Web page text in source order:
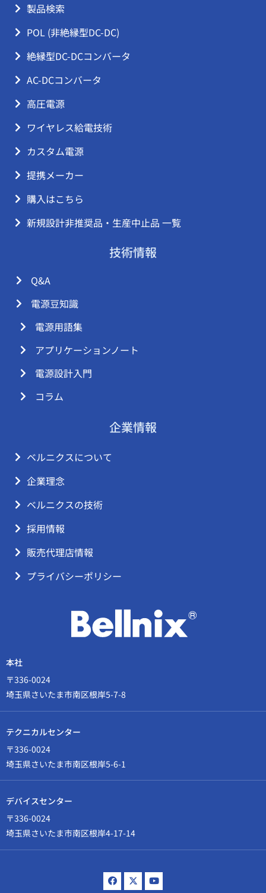
本社
〒336-0024
埼玉県さいたま市南区根岸5-7-8
テクニカルセンター
〒336-0024
埼玉県さいたま市南区根岸5-6-1
デバイスセンター
〒336-0024
埼玉県さいたま市南区根岸4-17-14
製品検索
POL (非絶縁型DC-DC)
絶縁型DC-DCコンバータ
AC-DCコンバータ
高圧電源
ワイヤレス給電技術
カスタム電源
提携メーカー
購入はこちら
新規設計非推奨品・生産中止品 一覧
技術情報
Q&A
電源豆知識
電源用語集
アプリケーションノート
電源設計入門
コラム
企業情報
ベルニクスについて
企業理念
ベルニクスの技術
採用情報
販売代理店情報
プライバシーポリシー